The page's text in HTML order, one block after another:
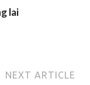
lai
NEXT ARTICLE